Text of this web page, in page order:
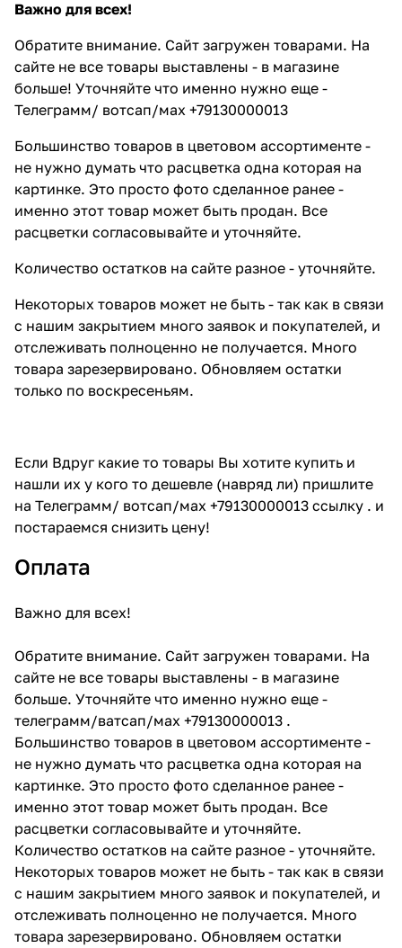
Важно для всех!
Обратите внимание. Сайт загружен товарами. На
сайте не все товары выставлены - в магазине
больше! Уточняйте что именно нужно еще -
Телеграмм/ вотсап/мах +79130000013
Большинство товаров в цветовом ассортименте -
не нужно думать что расцветка одна которая на
картинке. Это просто фото сделанное ранее -
именно этот товар может быть продан. Все
расцветки согласовывайте и уточняйте.
Количество остатков на сайте разное - уточняйте.
Некоторых товаров может не быть - так как в связи
с нашим закрытием много заявок и покупателей, и
отслеживать полноценно не получается. Много
товара зарезервировано. Обновляем остатки
только по воскресеньям.
Если Вдруг какие то товары Вы хотите купить и
нашли их у кого то дешевле (навряд ли) пришлите
на Телеграмм/ вотсап/мах +79130000013 ссылку . и
постараемся снизить цену!
Оплата
Важно для всех!
Обратите внимание. Сайт загружен товарами. На
сайте не все товары выставлены - в магазине
больше. Уточняйте что именно нужно еще -
телеграмм/ватсап/мах +79130000013 .
Большинство товаров в цветовом ассортименте -
не нужно думать что расцветка одна которая на
картинке. Это просто фото сделанное ранее -
именно этот товар может быть продан. Все
расцветки согласовывайте и уточняйте.
Количество остатков на сайте разное - уточняйте.
Некоторых товаров может не быть - так как в связи
с нашим закрытием много заявок и покупателей, и
отслеживать полноценно не получается. Много
товара зарезервировано. Обновляем остатки